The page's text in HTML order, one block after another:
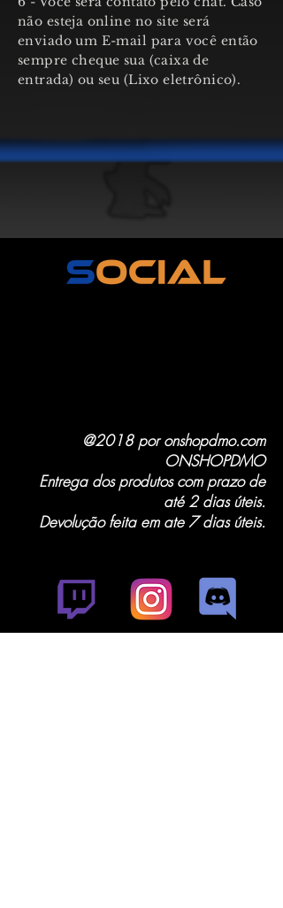
não esteja online no site será
enviado um E-mail para você então
sempre cheque sua (caixa de
entrada) ou seu (Lixo eletrônico).
@2018 por onshopdmo.com
ONSHOPDMO
Entrega dos produtos com prazo de
até 2 dias úteis.
Devolução feita em ate 7 dias úteis.